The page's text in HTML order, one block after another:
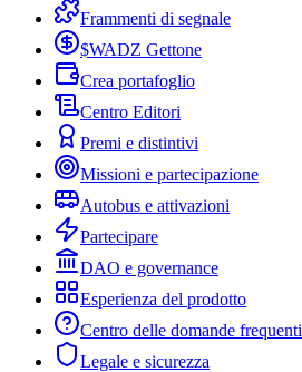
Frammenti di segnale
$WADZ Gettone
Crea portafoglio
Centro Editori
Premi e distintivi
Missioni e partecipazione
Autobus e attivazioni
Partecipare
DAO e governance
Esperienza del prodotto
Centro delle domande frequenti
Legale e sicurezza